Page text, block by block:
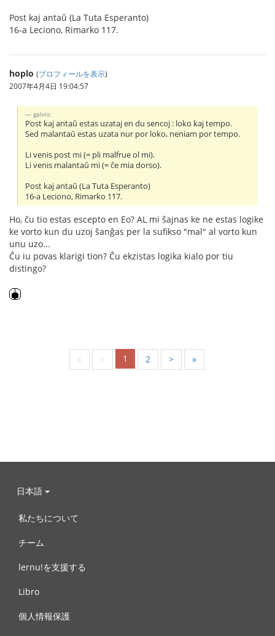
Post kaj antaŭ (La Tuta Esperanto)
16-a Leciono, Rimarko 117.
hoplo (プロフィールを表示)
2007年4月4日 19:04:57
galvis:
Post kaj antaŭ estas uzataj en du sencoj : loko kaj tempo.
Sed malantaŭ estas uzata nur por loko, neniam por tempo.
Li venis post mi (= pli malfrue ol mi).
Li venis malantaŭ mi (= ĉe mia dorso).
Post kaj antaŭ (La Tuta Esperanto)
16-a Leciono, Rimarko 117.
Ho, ĉu tio estas escepto en Eo? AL mi ŝajnas ke ne estas logike
ke vorto kun du uzoj ŝanĝas per la sufikso "mal" al vorto kun
unu uzo...
Ĉu iu povas klarigi tion? Ĉu ekzistas logika kialo por tiu
distingo?
« < 1 2 > »
日本語
私たちについて
チーム
lernu!を支援する
Libro
個人情報保護